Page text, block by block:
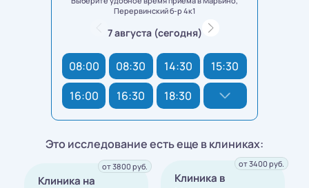
Перервинский б-р 4к1
7 августа (сегодня)
08:00 08:30 14:30
15:30
16:00
16:30 18:30
Это исследование есть еще в клиниках:
Клиника на
от 3800 руб.
Клиника в
от 3400 руб.